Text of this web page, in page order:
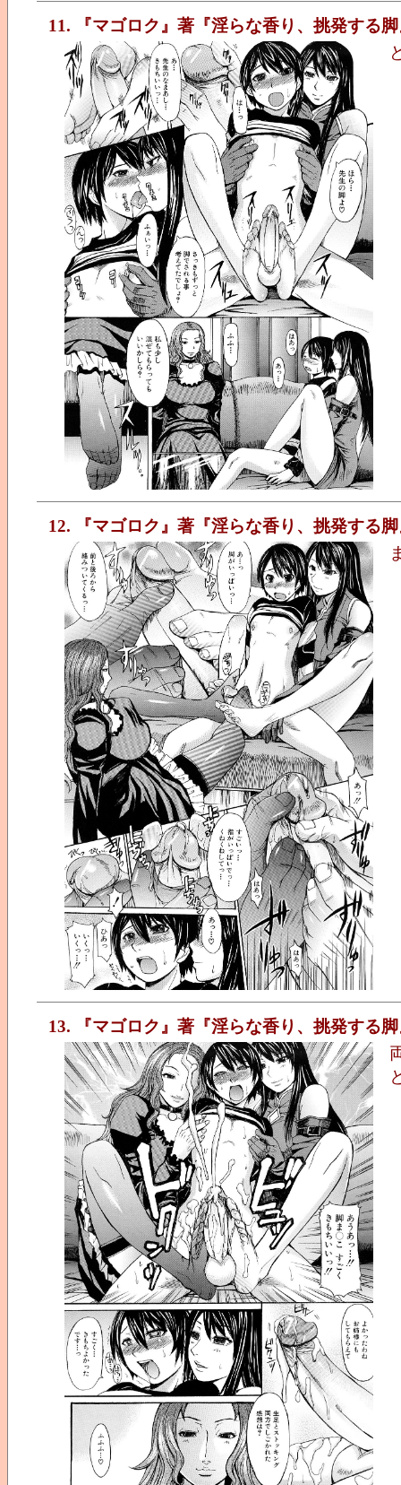
11. 『マゴロク』著『淫らな香り、挑発する
12. 『マゴロク』著『淫らな香り、挑発する
13. 『マゴロク』著『淫らな香り、挑発する